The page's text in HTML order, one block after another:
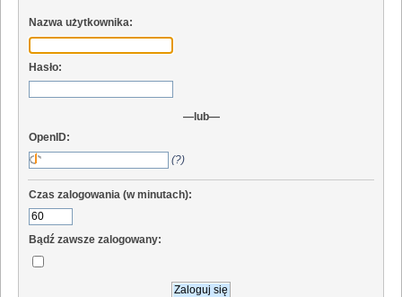
Nazwa użytkownika:
Hasło:
—lub—
OpenID:
(?)
Czas zalogowania (w minutach):
Bądź zawsze zalogowany: